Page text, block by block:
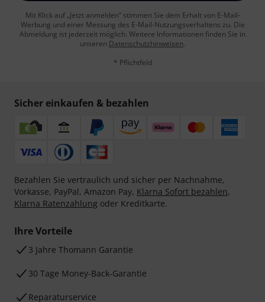
Mit Klick auf „Jetzt anmelden“ stimmen Sie dem Erhalt von E-Mail-
Werbung und einer Messung des E-Mail-Nutzungsverhaltens zu. Die
Abmeldung ist jederzeit möglich. Weitere Informationen finden Sie in
unseren Datenschutzhinweisen.
* Pflichtfeld
Sicher einkaufen & bezahlen
Bezahlen Sie vertraulich und sicher per Nachnahme,
Vorkasse, PayPal, Amazon Pay, Klarna Sofort bezahlen,
Klarna Ratenzahlung oder Kreditkarte.
Ihre Vorteile
3 Jahre Thomann Garantie
30 Tage Money-Back-Garantie
Reparaturservice